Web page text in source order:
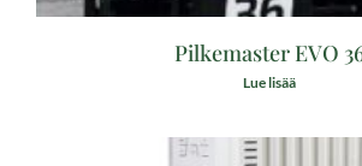
Pilkemaster EVO
Lue lisää